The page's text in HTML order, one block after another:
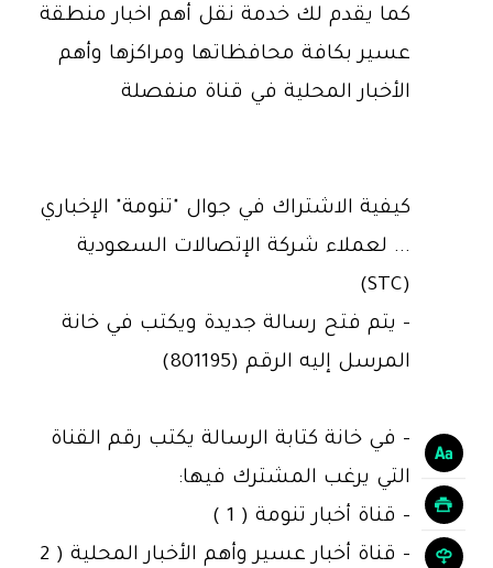
كما يقدم لك خدمة نقل أهم اخبار منطقة
عسير بكافة محافظاتها ومراكزها وأهم
الأخبار المحلية في قناة منفصلة
كيفية الاشتراك في جوال "تنومة" الإخباري
... لعملاء شركة الإتصالات السعودية
(STC)
- يتم فتح رسالة جديدة ويكتب في خانة
المرسل إليه الرقم (801195)
- في خانة كتابة الرسالة يكتب رقم القناة
التي يرغب المشترك فيها:
- قناة أخبار تنومة ( 1 )
- قناة أخبار عسير وأهم الأخبار المحلية ( 2